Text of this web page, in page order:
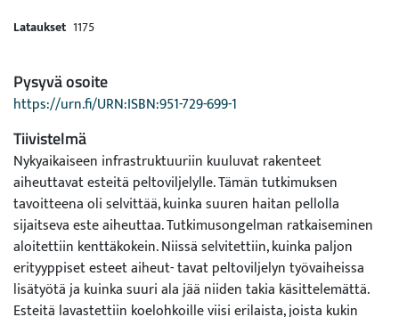
Lataukset 1175
Pysyvä osoite
https://urn.fi/URN:ISBN:951-729-699-1
Tiivistelmä
Nykyaikaiseen infrastruktuuriin kuuluvat rakenteet
aiheuttavat esteitä peltoviljelylle. Tämän tutkimuksen
tavoitteena oli selvittää, kuinka suuren haitan pellolla
sijaitseva este aiheuttaa. Tutkimusongelman ratkaiseminen
aloitettiin kenttäkokein. Niissä selvitettiin, kuinka paljon
erityyppiset esteet aiheut- tavat peltoviljelyn työvaiheissa
lisätyötä ja kuinka suuri ala jää niiden takia käsittelemättä.
Esteitä lavastettiin koelohkoille viisi erilaista, joista kukin